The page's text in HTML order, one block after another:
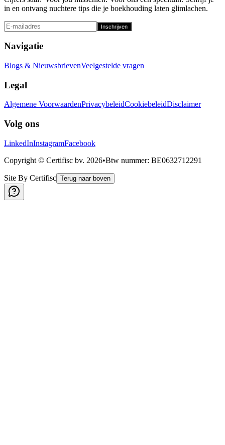
in en ontvang nuchtere tips die je boekhouding laten glimlachen.
Inschrijven
Navigatie
Blogs & NieuwsbrievenVeelgestelde vragen
Legal
Algemene VoorwaardenPrivacybeleidCookiebeleidDisclaimer
Volg ons
LinkedInInstagramFacebook
Copyright © Certifisc bv. 2026•Btw nummer: BE0632712291
Site By Certifisc Terug naar boven